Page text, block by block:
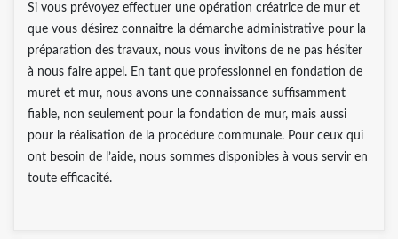
Si vous prévoyez effectuer une opération créatrice de mur et
que vous désirez connaitre la démarche administrative pour la
préparation des travaux, nous vous invitons de ne pas hésiter
à nous faire appel. En tant que professionnel en fondation de
muret et mur, nous avons une connaissance suffisamment
fiable, non seulement pour la fondation de mur, mais aussi
pour la réalisation de la procédure communale. Pour ceux qui
ont besoin de l’aide, nous sommes disponibles à vous servir en
toute efficacité.